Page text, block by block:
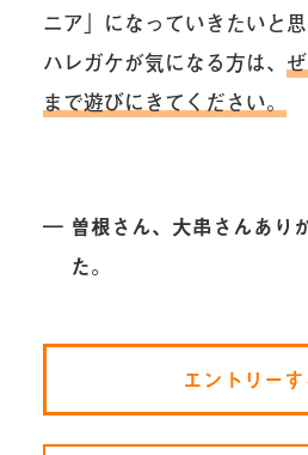
ニア」になっていきたいと
ハレガケが気になる方は、
まで遊びにきてください。
― 曽根さん、大串さんあり
た。
エントリー